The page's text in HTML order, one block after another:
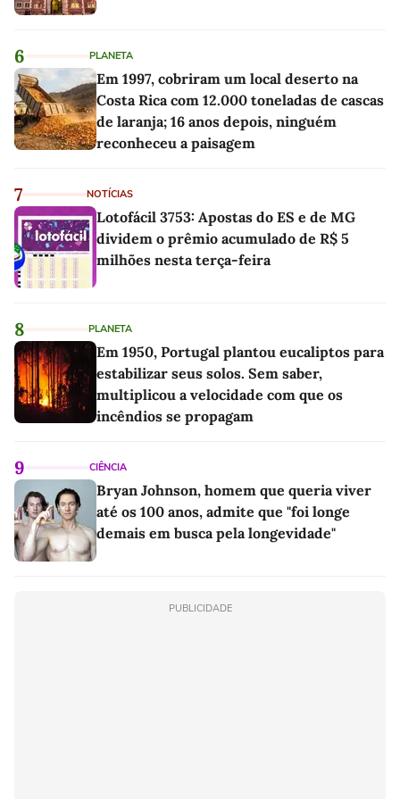
6 PLANETA
Em 1997, cobriram um local deserto na
Costa Rica com 12.000 toneladas de cascas
de laranja; 16 anos depois, ninguém
reconheceu a paisagem
7 NOTÍCIAS
Lotofácil 3753: Apostas do ES e de MG
dividem o prêmio acumulado de R$ 5
milhões nesta terça-feira
8 PLANETA
Em 1950, Portugal plantou eucaliptos para
estabilizar seus solos. Sem saber,
multiplicou a velocidade com que os
incêndios se propagam
9 CIÊNCIA
Bryan Johnson, homem que queria viver
até os 100 anos, admite que "foi longe
demais em busca pela longevidade"
PUBLICIDADE